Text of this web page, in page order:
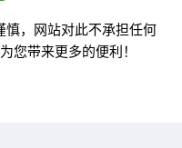
，网站对此不承担任何
您带来更多的便利！